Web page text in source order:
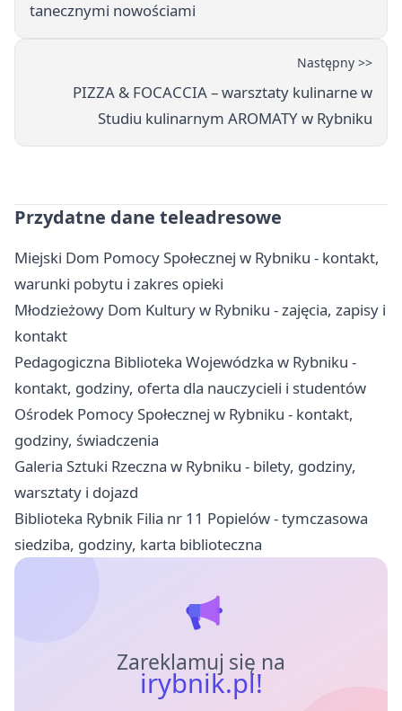
tanecznymi nowościami
Następny >>
PIZZA & FOCACCIA – warsztaty kulinarne w
Studiu kulinarnym AROMATY w Rybniku
Przydatne dane teleadresowe
Miejski Dom Pomocy Społecznej w Rybniku - kontakt,
warunki pobytu i zakres opieki
Młodzieżowy Dom Kultury w Rybniku - zajęcia, zapisy i
kontakt
Pedagogiczna Biblioteka Wojewódzka w Rybniku -
kontakt, godziny, oferta dla nauczycieli i studentów
Ośrodek Pomocy Społecznej w Rybniku - kontakt,
godziny, świadczenia
Galeria Sztuki Rzeczna w Rybniku - bilety, godziny,
warsztaty i dojazd
Biblioteka Rybnik Filia nr 11 Popielów - tymczasowa
siedziba, godziny, karta biblioteczna
Zareklamuj się na
irybnik.pl!